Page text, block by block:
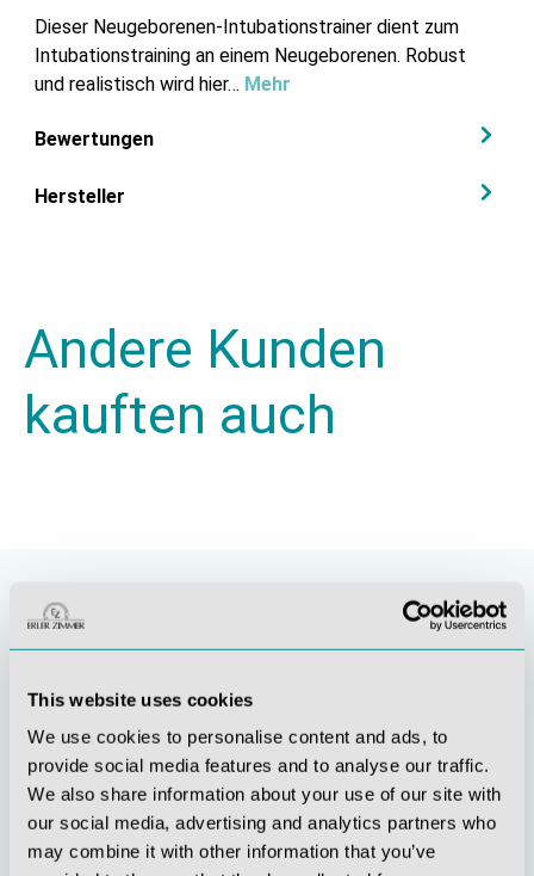
This website uses cookies
We use cookies to personalise content and ads, to
provide social media features and to analyse our traffic.
We also share information about your use of our site with
our social media, advertising and analytics partners who
may combine it with other information that you’ve
Dieser Neugeborenen-Intubationstrainer dient zum
Intubationstraining an einem Neugeborenen. Robust
und realistisch wird hier… Mehr
Bewertungen
Hersteller
Andere Kunden
kauften auch
Stetige
Innovationskraft
Soziale
Verantwortung